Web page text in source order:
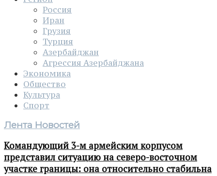
Россия
Иран
Грузия
Турция
Азербайджан
Агрессия Азербайджана
Экономика
Общество
Культура
Спорт
Лента Новостей
Командующий 3-м армейским корпусом
представил ситуацию на северо-восточном
участке границы: она относительно стабильна